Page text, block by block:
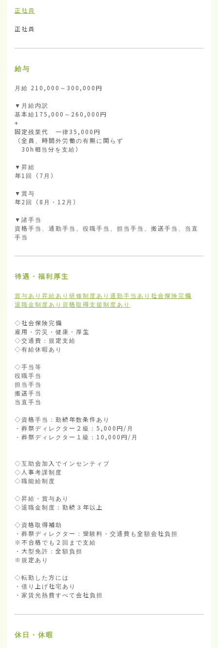
正社員
正社員
給与
月給 210,000～300,000円
▼月給内訳
基本給175,000～260,000円
+
固定残業代　一律35,000円
（全員、時間外労働の有無に関らず
30h相当分を支給）
▼昇給
年1回（7月）
▼賞与
年2回（8月・12月）
▼諸手当
資格手当、通勤手当、役職手当、担当手当、搬送手当、当直
手当
待遇・福利厚生
賞与あり 昇給あり 研修制度あり 通勤手当あり 社会保険完備
退職金制度あり 資格取得支援制度あり
◇社会保険完備
雇用・労災・健康・厚生
◇交通費：規定支給
◇有給休暇あり
◇手当等
役職手当
担当手当
搬送手当
当直手当
◇資格手当：勤続年数条件あり
・葬祭ディレクター２級：5,000円/月
・葬祭ディレクター１級：10,000円/月
◇互助会加入でインセンティブ
◇人事考課制度
◇職能給制度
◇昇給・賞与あり
◇退職金制度：勤続３年以上
◇資格取得補助
・葬祭ディレクター：受験料・交通費も全額会社負担
※不合格でも２回まで支給
・大型免許：全額負担
※規定あり
◇転勤した方には
・借り上げ社宅あり
・家賃光熱費すべて会社負担
休日・休暇